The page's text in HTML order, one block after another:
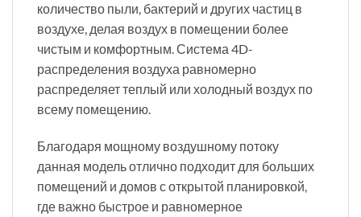
количество пыли, бактерий и других частиц в
воздухе, делая воздух в помещении более
чистым и комфортным. Система 4D-
распределения воздуха равномерно
распределяет теплый или холодный воздух по
всему помещению.
Благодаря мощному воздушному потоку
данная модель отлично подходит для больших
помещений и домов с открытой планировкой,
где важно быстрое и равномерное